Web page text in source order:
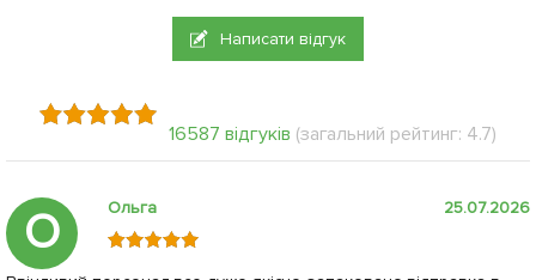
Написати відгук
16587 відгуків (загальний рейтинг: 4.7)
О Ольга 25.07.2026